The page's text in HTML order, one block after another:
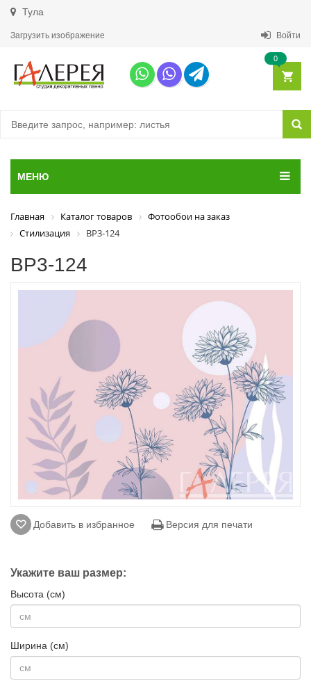
Тула
Загрузить изображение Войти
0
МЕНЮ
Главная Каталог товаров
Фотообои на заказ
Стилизация
ВР3-124
ВР3-124
Добавить в избранное Версия для печати
Укажите ваш размер:
Высота (см)
Ширина (см)